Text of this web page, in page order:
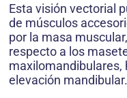
Esta visión vectorial
de músculos
por la masa
respecto a los
maxilomandibulares,
elevación